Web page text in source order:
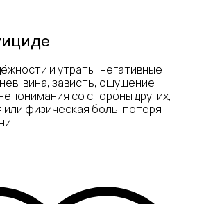
и утраты, негативные
вина, зависть, ощущение
со стороны других,
физическая боль, потеря